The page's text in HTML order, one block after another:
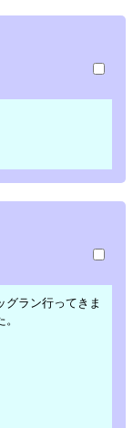
グラン行ってきま
。